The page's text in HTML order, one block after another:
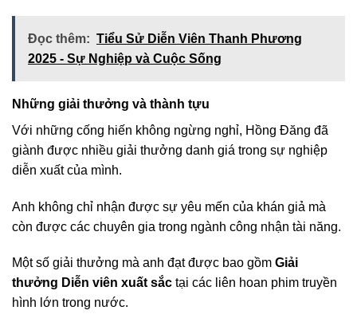
Đọc thêm: Tiểu Sử Diễn Viên Thanh Phương
2025 - Sự Nghiệp và Cuộc Sống
Những giải thưởng và thành tựu
Với những cống hiến không ngừng nghỉ, Hồng Đăng đã
giành được nhiều giải thưởng danh giá trong sự nghiệp
diễn xuất của mình.
Anh không chỉ nhận được sự yêu mến của khán giả mà
còn được các chuyên gia trong ngành công nhận tài năng.
Một số giải thưởng mà anh đạt được bao gồm Giải
thưởng Diễn viên xuất sắc tại các liên hoan phim truyền
hình lớn trong nước.